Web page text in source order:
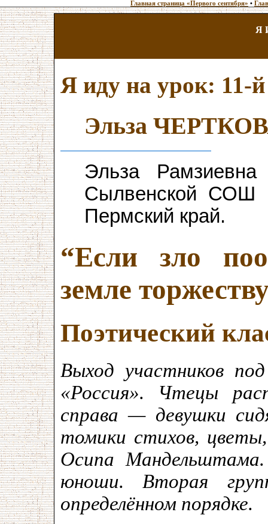
Главная страница «Первого сентября» •
Я
Я иду на урок: 11-й
Эльза
Эльза
Сылвенской СОШ
Пермский край.
“Если зло
земле
Поэтический
Выход участников
«Россия». Чтецы
справа — девушки
томики стихов,
Осипа
юноши. Вторая
определённом порядке.